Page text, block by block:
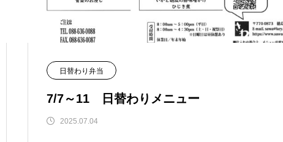
日替わり弁当
7/7～11 日替わりメニュー
2025.07.04